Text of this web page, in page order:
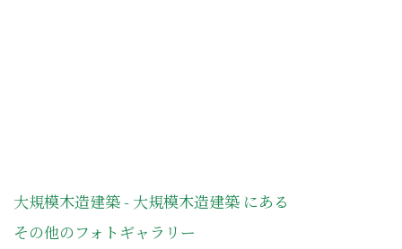
大規模木造建築 - 大規模木造建築 にある
その他のフォトギャラリー